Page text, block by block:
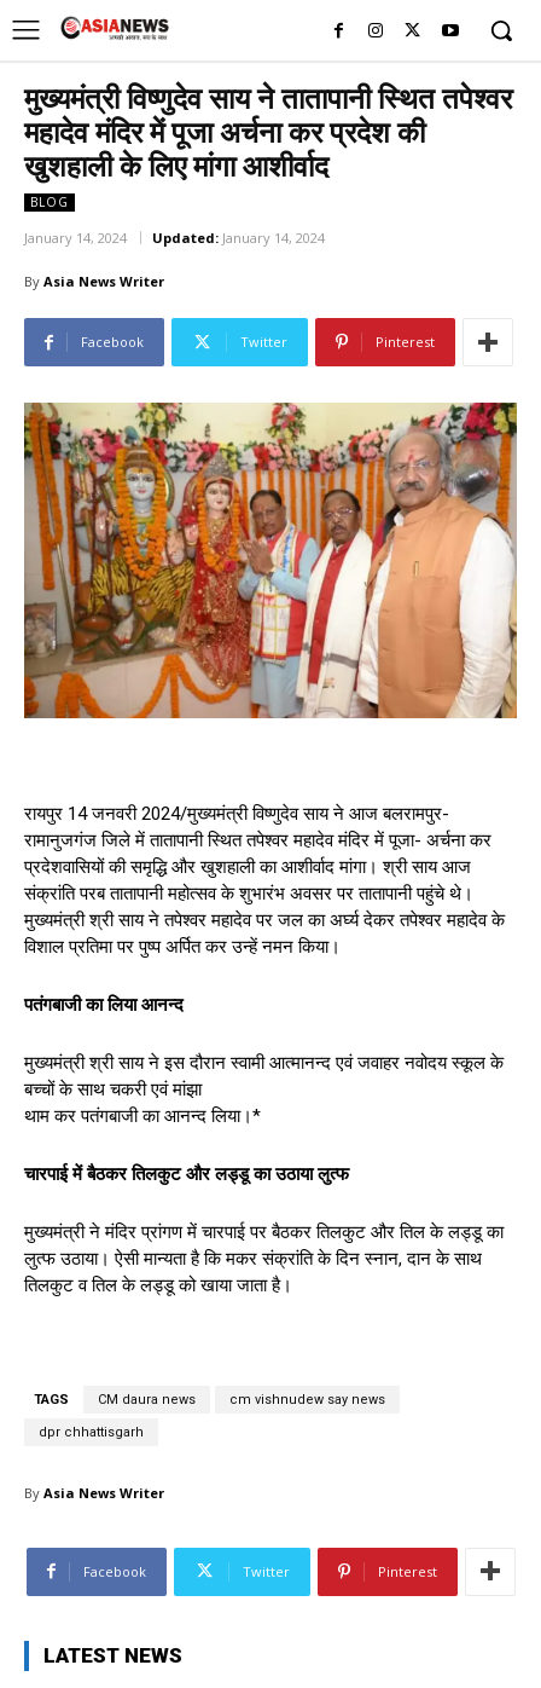
मुख्यमंत्री विष्णुदेव साय ने तातापानी स्थित तपेश्वर
महादेव मंदिर में पूजा अर्चना कर प्रदेश की
खुशहाली के लिए मांगा आशीर्वाद
BLOG
January 14, 2024 Updated: January 14, 2024
By Asia News Writer
Facebook Twitter Pinterest
रायपुर 14 जनवरी 2024/मुख्यमंत्री विष्णुदेव साय ने आज बलरामपुर-
रामानुजगंज जिले में तातापानी स्थित तपेश्वर महादेव मंदिर में पूजा- अर्चना कर
प्रदेशवासियों की समृद्धि और खुशहाली का आशीर्वाद मांगा। श्री साय आज
संक्रांति परब तातापानी महोत्सव के शुभारंभ अवसर पर तातापानी पहुंचे थे।
मुख्यमंत्री श्री साय ने तपेश्वर महादेव पर जल का अर्घ्य देकर तपेश्वर महादेव के
विशाल प्रतिमा पर पुष्प अर्पित कर उन्हें नमन किया।
पतंगबाजी का लिया आनन्द
मुख्यमंत्री श्री साय ने इस दौरान स्वामी आत्मानन्द एवं जवाहर नवोदय स्कूल के
बच्चों के साथ चकरी एवं मांझा
थाम कर पतंगबाजी का आनन्द लिया।*
चारपाई में बैठकर तिलकुट और लड्डू का उठाया लुत्फ
मुख्यमंत्री ने मंदिर प्रांगण में चारपाई पर बैठकर तिलकुट और तिल के लड्डू का
लुत्फ उठाया। ऐसी मान्यता है कि मकर संक्रांति के दिन स्नान, दान के साथ
तिलकुट व तिल के लड्डू को खाया जाता है।
TAGS CM daura news cm vishnudew say news
dpr chhattisgarh
By Asia News Writer
Facebook Twitter Pinterest
LATEST NEWS